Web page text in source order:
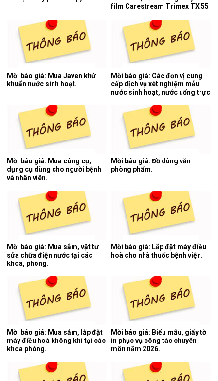
film Carestream Trimex TX 55
tính.
Mời báo giá: Mua Javen khử
khuẩn nước sinh hoạt.
Mời báo giá: Các đơn vị cung
cấp dịch vụ xét nghiệm mẫu
nước sinh hoạt, nước uống trực
cuối năm 2026.
Mời báo giá: Mua công cụ,
dụng cụ dùng cho người bệnh
và nhân viên.
Mời báo giá: Đồ dùng văn
phòng phẩm.
Mời báo giá: Mua sắm, vật tư
sửa chữa điện nước tại các
khoa, phòng.
Mời báo giá: Lắp đặt máy điều
hoà cho nhà thuốc bệnh viện.
Mời báo giá: Mua sắm, lắp đặt
máy điều hoà không khí tại các
khoa phòng.
Mời báo giá: Biểu mẫu, giấy tờ
in phục vụ công tác chuyên
môn năm 2026.